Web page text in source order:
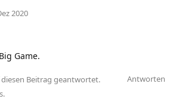
2020
Game.
Antworten
Beitrag geantwortet.
.